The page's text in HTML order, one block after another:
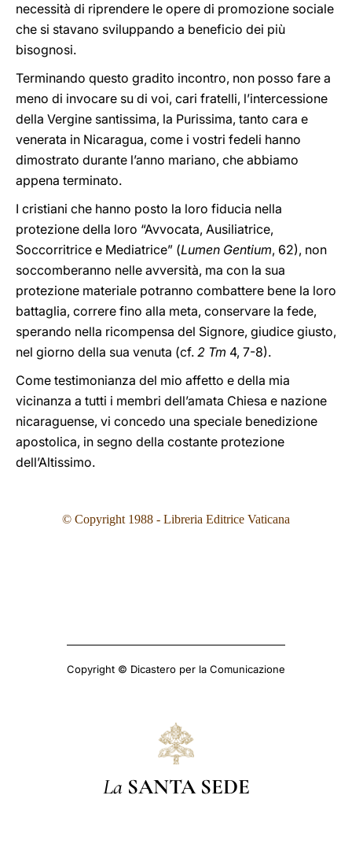
necessità di riprendere le opere di promozione sociale
che si stavano sviluppando a beneficio dei più
bisognosi.
Terminando questo gradito incontro, non posso fare a
meno di invocare su di voi, cari fratelli, l’intercessione
della Vergine santissima, la Purissima, tanto cara e
venerata in Nicaragua, come i vostri fedeli hanno
dimostrato durante l’anno mariano, che abbiamo
appena terminato.
I cristiani che hanno posto la loro fiducia nella
protezione della loro “Avvocata, Ausiliatrice,
Soccorritrice e Mediatrice” (Lumen Gentium, 62), non
soccomberanno nelle avversità, ma con la sua
protezione materiale potranno combattere bene la loro
battaglia, correre fino alla meta, conservare la fede,
sperando nella ricompensa del Signore, giudice giusto,
nel giorno della sua venuta (cf. 2 Tm 4, 7-8).
Come testimonianza del mio affetto e della mia
vicinanza a tutti i membri dell’amata Chiesa e nazione
nicaraguense, vi concedo una speciale benedizione
apostolica, in segno della costante protezione
dell’Altissimo.
© Copyright 1988 - Libreria Editrice Vaticana
Copyright © Dicastero per la Comunicazione
La SANTA SEDE